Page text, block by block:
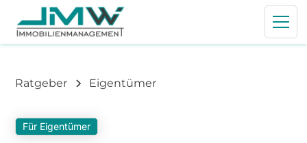
Ratgeber Eigentümer
Für Eigentümer